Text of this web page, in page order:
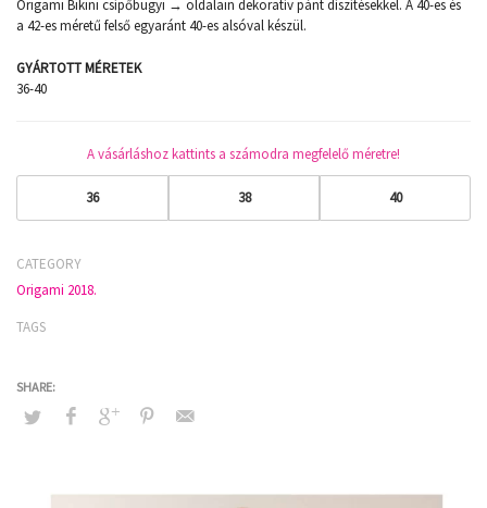
Origami Bikini csípőbugyi → oldalain dekoratív pánt díszítésekkel. A 40-es és
a 42-es méretű felső egyaránt 40-es alsóval készül.
GYÁRTOTT MÉRETEK
36-40
A vásárláshoz kattints a számodra megfelelő méretre!
36 38 40
CATEGORY
Origami 2018.
TAGS